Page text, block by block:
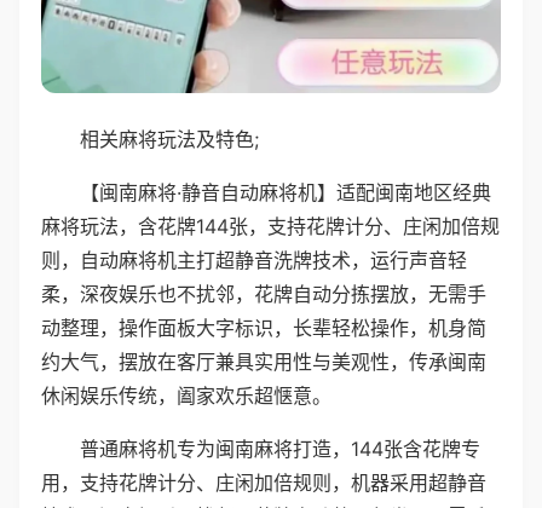
相关麻将玩法及特色;
【闽南麻将·静音自动麻将机】适配闽南地区经典
麻将玩法，含花牌144张，支持花牌计分、庄闲加倍规
则，自动麻将机主打超静音洗牌技术，运行声音轻
柔，深夜娱乐也不扰邻，花牌自动分拣摆放，无需手
动整理，操作面板大字标识，长辈轻松操作，机身简
约大气，摆放在客厅兼具实用性与美观性，传承闽南
休闲娱乐传统，阖家欢乐超惬意。
普通麻将机专为闽南麻将打造，144张含花牌专
用，支持花牌计分、庄闲加倍规则，机器采用超静音